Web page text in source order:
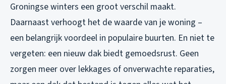
Groningse winters een groot verschil maakt.
Daarnaast verhoogt het de waarde van je woning –
een belangrijk voordeel in populaire buurten. En niet te
vergeten: een nieuw dak biedt gemoedsrust. Geen
zorgen meer over lekkages of onverwachte reparaties,